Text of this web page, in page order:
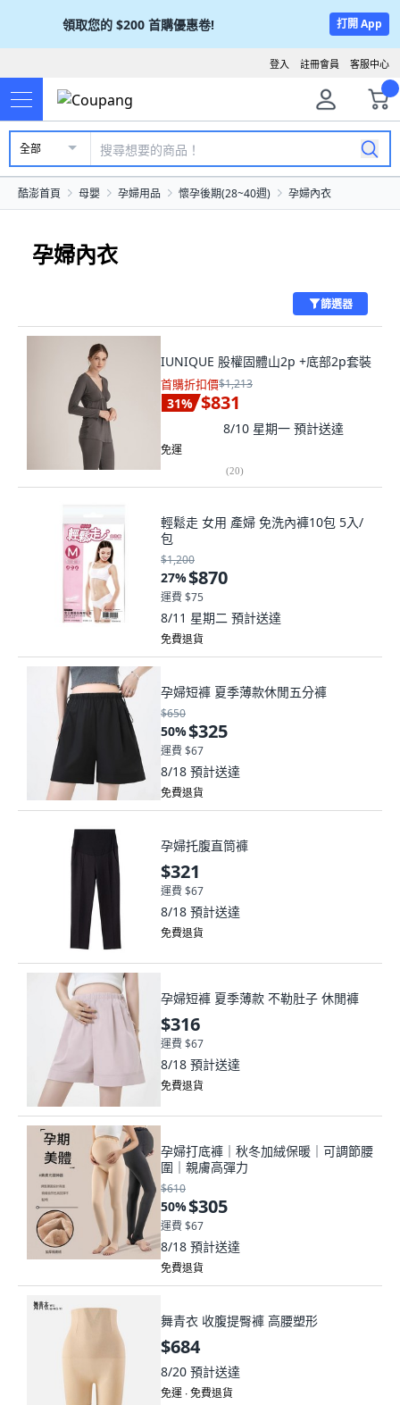
領取您的 $200 首購優惠卷! 打開 App
客服中心
註冊會員
登入
全部
酷澎首頁 母嬰 孕婦用品 懷孕後期(28~40週) 孕婦內衣
孕婦內衣
篩選器
IUNIQUE 股權固體山2p +底部2p套裝
首購折扣價$1,213
31% $831
8/10 星期一 預計送達
免運
(20)
輕鬆走 女用 產婦 免洗內褲10包 5入/
包
$1,200
27%$870
運費 $75
8/11 星期二 預計送達
免費退貨
孕婦短褲 夏季薄款休閒五分褲
$650
50%$325
運費 $67
8/18 預計送達
免費退貨
孕婦托腹直筒褲
$321
運費 $67
8/18 預計送達
免費退貨
孕婦短褲 夏季薄款 不勒肚子 休閒褲
$316
運費 $67
8/18 預計送達
免費退貨
孕婦打底褲｜秋冬加絨保暖｜可調節腰
圍｜親膚高彈力
$610
50%$305
運費 $67
8/18 預計送達
免費退貨
舞青衣 收腹提臀褲 高腰塑形
$684
8/20 預計送達
免運 ∙ 免費退貨